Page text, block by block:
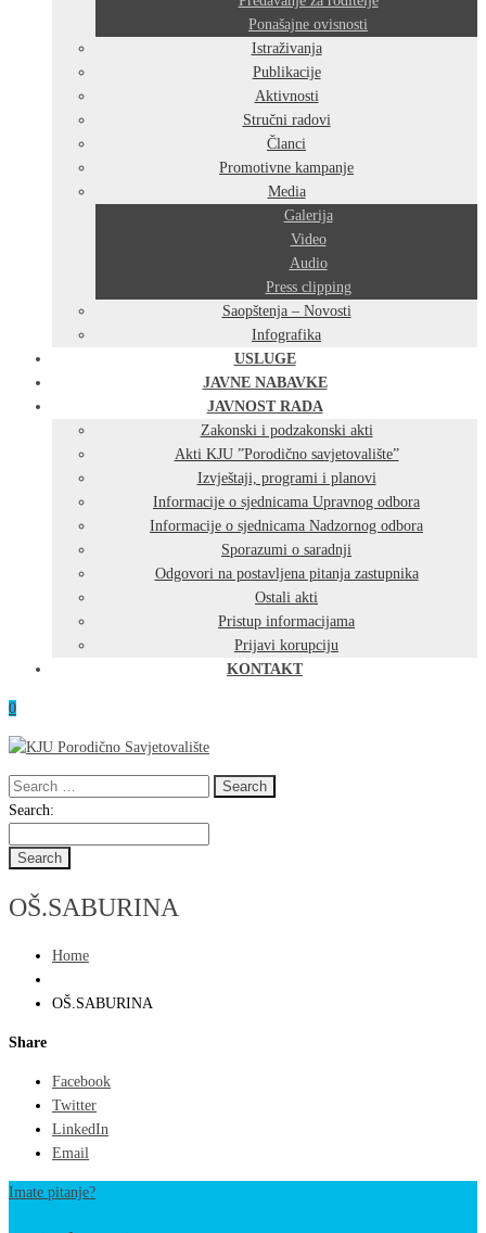
Ponašajne ovisnosti
Istraživanja
Publikacije
Aktivnosti
Stručni radovi
Članci
Promotivne kampanje
Media
Galerija
Video
Audio
Press clipping
Saopštenja – Novosti
Infografika
USLUGE
JAVNE NABAVKE
JAVNOST RADA
Zakonski i podzakonski akti
Akti KJU ”Porodično savjetovalište”
Izvještaji, programi i planovi
Informacije o sjednicama Upravnog odbora
Informacije o sjednicama Nadzornog odbora
Sporazumi o saradnji
Odgovori na postavljena pitanja zastupnika
Ostali akti
Pristup informacijama
Prijavi korupciju
KONTAKT
0
Search
for:
Search
Search:
OŠ.SABURINA
Home
OŠ.SABURINA
Share
Facebook
Twitter
LinkedIn
Email
Imate pitanje?